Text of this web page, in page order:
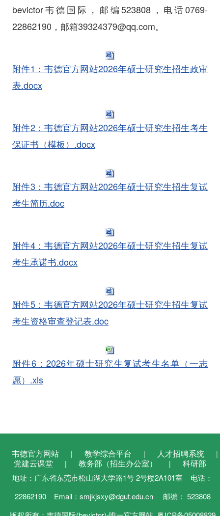
bevictor韦德国际，邮编523808，电话0769-
22862190，邮箱39324379@qq.com。
附件1：韦德官方网站2026年硕士研究生招生政审
表.docx
附件2：韦德官方网站2026年硕士研究生招生考生
保证书（模板）.docx
附件3：韦德官方网站2026年硕士研究生招生复试
考生简历.doc
附件4：韦德官方网站2026年硕士研究生招生复试
考生承诺书.docx
附件5：韦德官方网站2026年硕士研究生招生复试
考生资格审查登记表.doc
附件6：2026年硕士研究生复试考生名单（一志
愿）.xls
韦德官方网站 | 教学综合平台 | 人才招聘系统 |
党建云课堂 | 教务部（招生办公室） | 科研部
地址：广东省东莞市松山湖大学路1号 2号楼2A101室 电话：
22862190 Email：smjkjsxy@dgut.edu.cn 邮编： 523808